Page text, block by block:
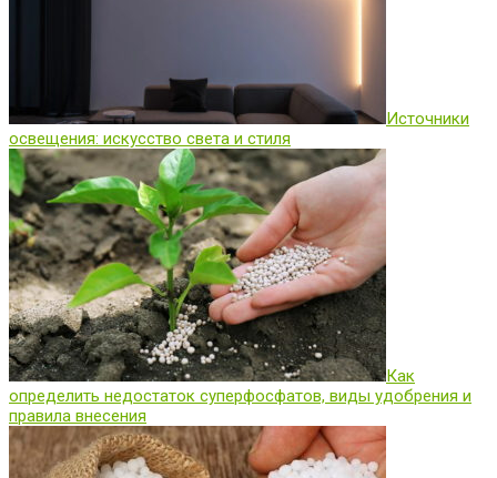
Источники
освещения: искусство света и стиля
Как
определить недостаток суперфосфатов, виды удобрения и
правила внесения